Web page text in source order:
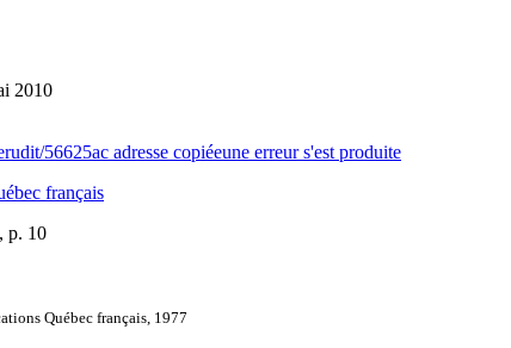
2010
56625ac adresse copiéeune erreur s'est produite
français
, p. 10
Québec français, 1977